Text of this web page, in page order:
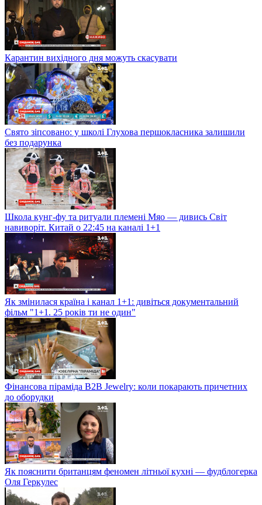
Карантин вихідного дня можуть скасувати
Свято зіпсовано: у школі Глухова першокласника залишили
без подарунка
Школа кунг-фу та ритуали племені Мяо — дивись Світ
навиворіт. Китай о 22:45 на каналі 1+1
Як змінилася країна і канал 1+1: дивіться документальний
фільм "1+1. 25 років ти не один"
Фінансова піраміда B2B Jewelry: коли покарають причетних
до оборудки
Як пояснити британцям феномен літньої кухні — фудблогерка
Оля Геркулес